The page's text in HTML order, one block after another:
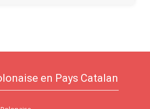
en Pays Catalan